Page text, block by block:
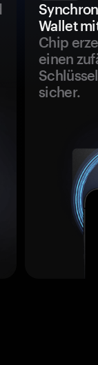
Wallet
Chip
einen
sicher.